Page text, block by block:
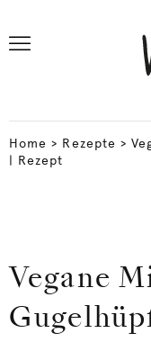
Home > Rezepte >
| Rezept
Vegane